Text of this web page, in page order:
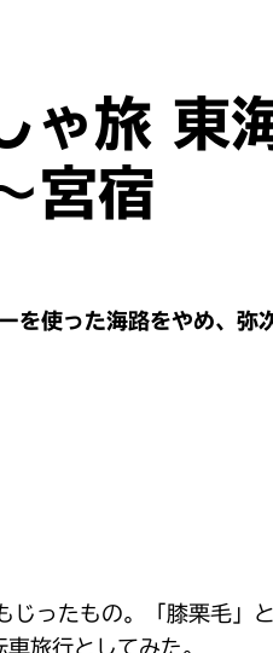
旅 東
宮宿
使った海路をやめ、弥
ったもの。「膝栗毛」
旅行としてみた。